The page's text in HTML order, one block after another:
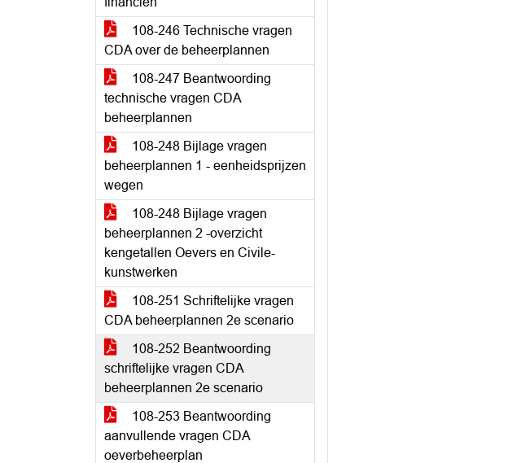
108-246 Technische vragen
CDA over de beheerplannen
108-247 Beantwoording
technische vragen CDA
beheerplannen
108-248 Bijlage vragen
beheerplannen 1 - eenheidsprijzen
wegen
108-248 Bijlage vragen
beheerplannen 2 -overzicht
kengetallen Oevers en Civile-
kunstwerken
108-251 Schriftelijke vragen
CDA beheerplannen 2e scenario
108-252 Beantwoording
schriftelijke vragen CDA
beheerplannen 2e scenario
108-253 Beantwoording
aanvullende vragen CDA
oeverbeheerplan